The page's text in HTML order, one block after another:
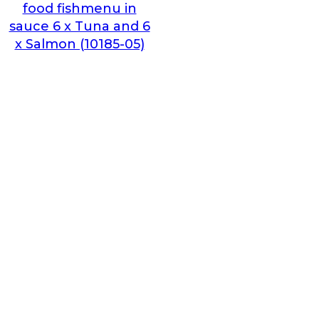
food fishmenu in
sauce 6 x Tuna and 6
x Salmon (10185-05)